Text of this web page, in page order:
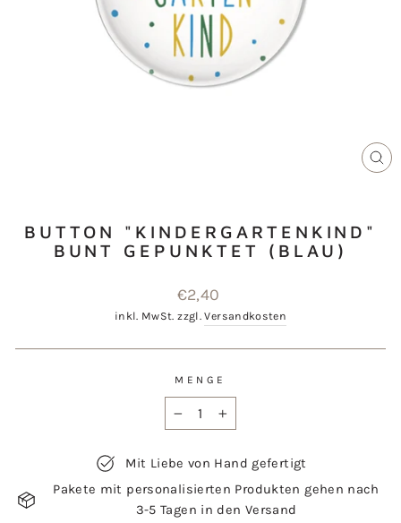
BUTTON "KINDERGARTENKIND"
BUNT GEPUNKTET (BLAU)
Normaler
Preis
€2,40
inkl. MwSt. zzgl.Versandkosten
MENGE
Mit Liebe von Hand gefertigt
Pakete mit personalisierten Produkten gehen nach
3-5 Tagen in den Versand